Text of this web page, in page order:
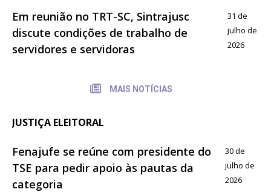
Em reunião no TRT-SC, Sintrajusc
discute condições de trabalho de
servidores e servidoras
31 de
julho de
2026
MAIS NOTÍCIAS
JUSTIÇA ELEITORAL
Fenajufe se reúne com presidente do
TSE para pedir apoio às pautas da
categoria
30 de
julho de
2026